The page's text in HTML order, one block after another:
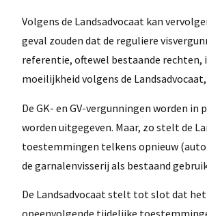
Volgens de Landsadvocaat kan
geval zouden dat de reguliere
referentie, oftewel bestaande
moeilijkheid volgens de
De GK- en GV-vergunningen worden
worden uitgegeven. Maar, zo stelt de
toestemmingen telkens opnieuw
de garnalenvisserij als bestaand
De Landsadvocaat stelt tot slot dat